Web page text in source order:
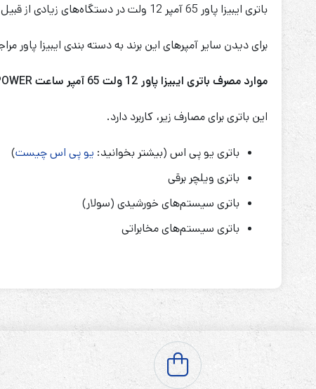
باتری ایبیزا پاور 65 آمپر 12 ولت در دستگاه‌های زیادی از قبیل سیستم‌های نجات آسانسور، ماشین و موتور‌های شارژی کودکان، یو پی اس و … کاربرد دارد.
برای دیدن سایر آمپرهای این برند به دسته بندی ایبیزا پاور
موارد مصرف باتری ایبیزا پاور 12 ولت 65 آمپر ساعت
این باتری برای مصارف زیر، کاربرد دارد.
باتری یو پی اس (بیشتر بخوانید: یو پی اس چیست)
باتری ویلچر برقی
باتری سیستم‌های خورشیدی (سولار)
باتری سیستم‌های مخابراتی